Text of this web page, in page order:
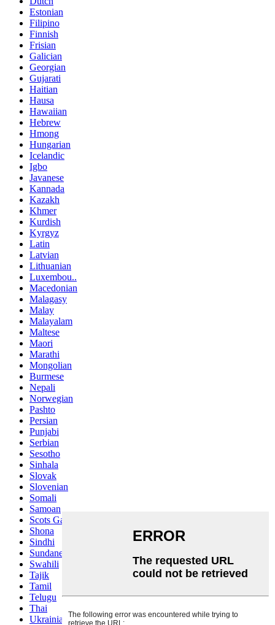
Estonian
Filipino
Finnish
Frisian
Galician
Georgian
Gujarati
Haitian
Hausa
Hawaiian
Hebrew
Hmong
Hungarian
Icelandic
Igbo
Javanese
Kannada
Kazakh
Khmer
Kurdish
Kyrgyz
Latin
Latvian
Lithuanian
Luxembou..
Macedonian
Malagasy
Malay
Malayalam
Maltese
Maori
Marathi
Mongolian
Burmese
Nepali
Norwegian
Pashto
Persian
Punjabi
Serbian
Sesotho
Sinhala
Slovak
Slovenian
Somali
Samoan
Scots Gaelic
Shona
Sindhi
Sundanese
Swahili
Tajik
Tamil
Telugu
Thai
Ukrainian